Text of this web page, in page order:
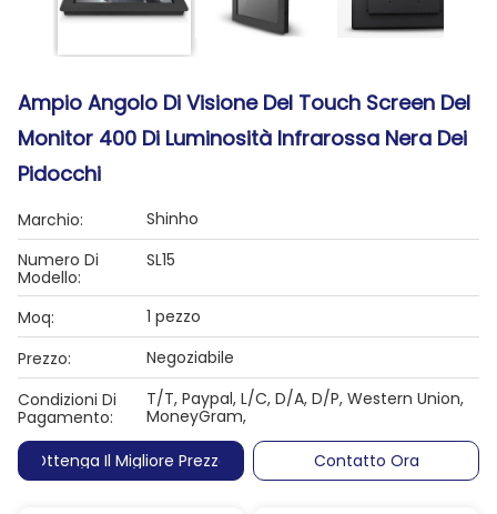
Ampio Angolo Di Visione Del Touch Screen Del
Monitor 400 Di Luminosità Infrarossa Nera Dei
Pidocchi
Marchio:
Shinho
Numero Di
Modello:
SL15
Moq:
1 pezzo
Prezzo:
Negoziabile
Condizioni Di
Pagamento:
T/T, Paypal, L/C, D/A, D/P, Western Union,
MoneyGram,
Ottenga Il Migliore Prezzo
Contatto Ora